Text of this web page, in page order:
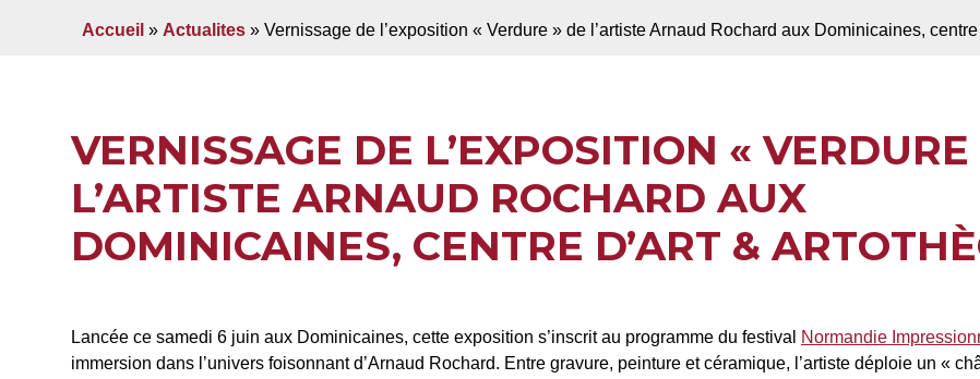
Accueil » Actualites » Vernissage de l’exposition « Verdure » de l’artiste Arnaud Rochard aux Dominicaines,
VERNISSAGE DE L’EXPOSITION « VERDURE
L’ARTISTE ARNAUD ROCHARD AUX
DOMINICAINES, CENTRE D’ART &
Lancée ce samedi 6 juin aux Dominicaines, cette exposition s’inscrit au programme du festival Normandie
immersion dans l’univers foisonnant d’Arnaud Rochard. Entre gravure, peinture et céramique, l’artiste déploie un «